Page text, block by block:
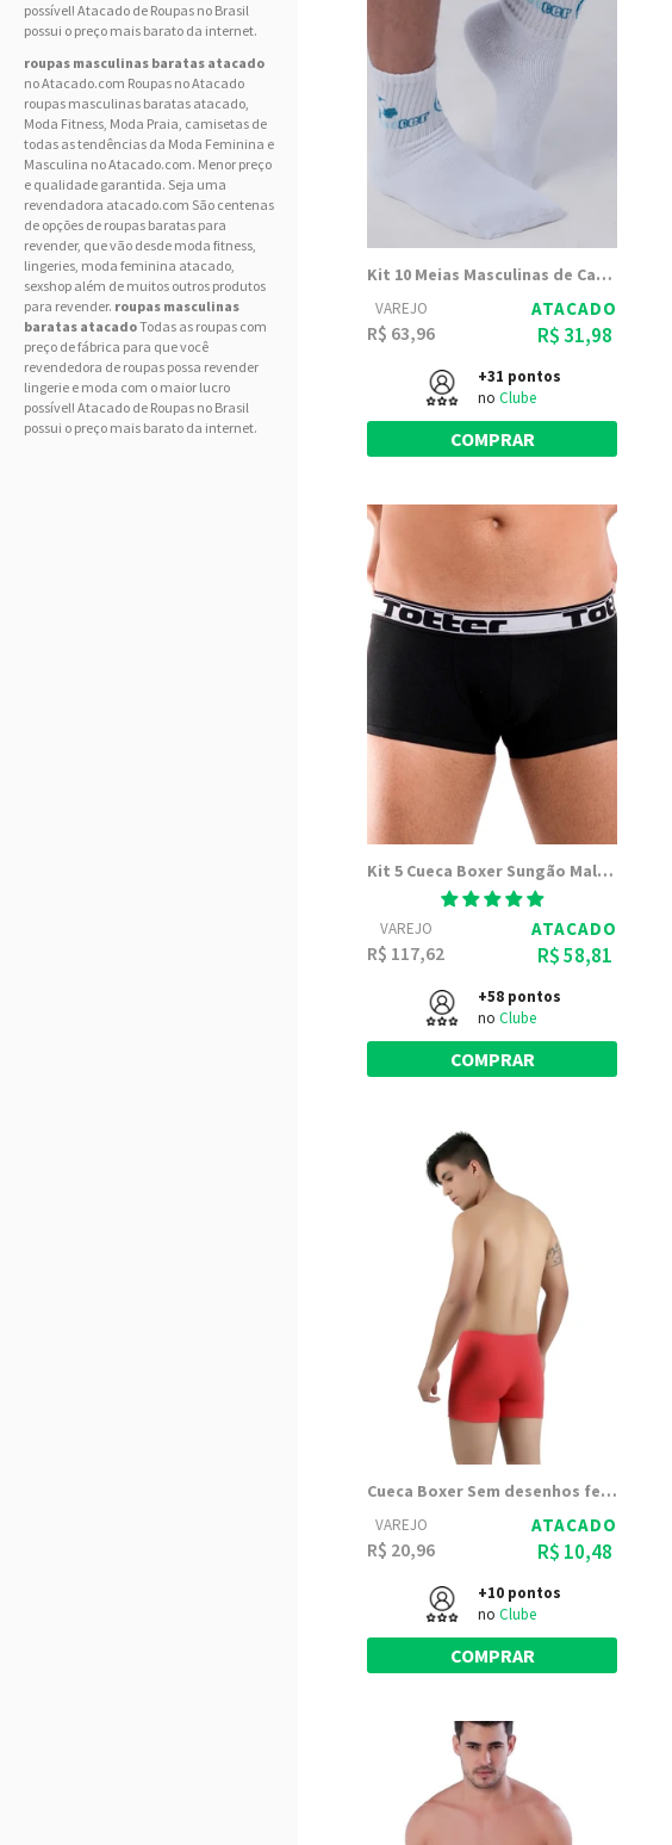
possível! Atacado de Roupas no Brasil
possui o preço mais barato da internet.
roupas masculinas baratas atacado
no Atacado.com Roupas no Atacado
roupas masculinas baratas atacado,
Moda Fitness, Moda Praia, camisetas de
todas as tendências da Moda Feminina e
Masculina no Atacado.com. Menor preço
e qualidade garantida. Seja uma
revendadora atacado.com São centenas
de opções de roupas baratas para
revender, que vão desde moda fitness,
lingeries, moda feminina atacado,
sexshop além de muitos outros produtos
para revender. roupas masculinas
baratas atacadoTodas as roupas com
preço de fábrica para que você
revendedora de roupas possa revender
lingerie e moda com o maior lucro
possível! Atacado de Roupas no Brasil
possui o preço mais barato da internet.
Kit 10 Meias Masculinas de Cano Longo - W.S Meias
VAREJO
R$ 63,96
ATACADO
R$ 31,98
+31 pontos
no Clube
COMPRAR
Kit 5 Cueca Boxer Sungão Malha Algodão - Sungão Cotton Liso
VAREJO
R$ 117,62
ATACADO
R$ 58,81
+58 pontos
no Clube
COMPRAR
Cueca Boxer Sem desenhos feita em Algodão | Totter 8047
VAREJO
R$ 20,96
ATACADO
R$ 10,48
+10 pontos
no Clube
COMPRAR